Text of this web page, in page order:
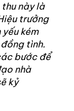
này là
trưởng
kém
tình.
bước để
nhà
kỷ